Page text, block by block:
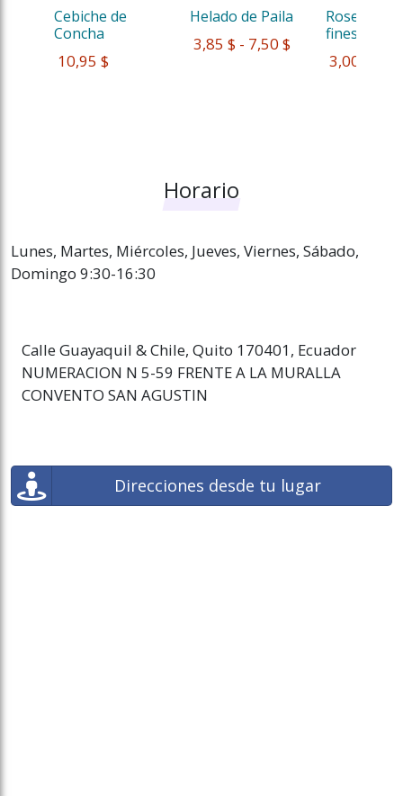
Cebiche de
Concha
10,95 $
Helado de Paila
3,85 $ - 7,50 $
Rosero
fines de s...
3,00 $
Horario
Lunes, Martes, Miércoles, Jueves, Viernes, Sábado,
Domingo 9:30-16:30
Calle Guayaquil & Chile, Quito 170401, Ecuador
NUMERACION N 5-59 FRENTE A LA MURALLA
CONVENTO SAN AGUSTIN
Direcciones desde tu lugar